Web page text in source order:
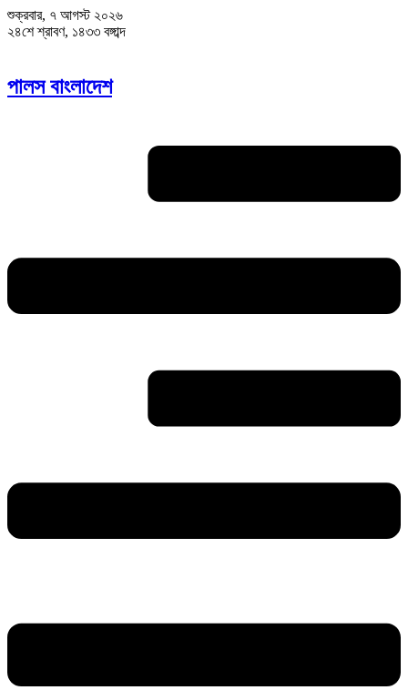
শুক্রবার, ৭ আগস্ট ২০২৬
২৪শে শ্রাবণ, ১৪৩৩ বঙ্গাব্দ
পালস বাংলাদেশ